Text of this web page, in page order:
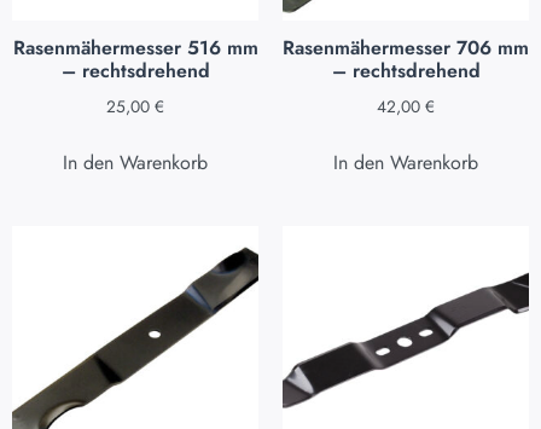
Rasenmähermesser 516 mm
– rechtsdrehend
25,00 €
In den Warenkorb
Rasenmähermesser 706 mm
– rechtsdrehend
42,00 €
In den Warenkorb